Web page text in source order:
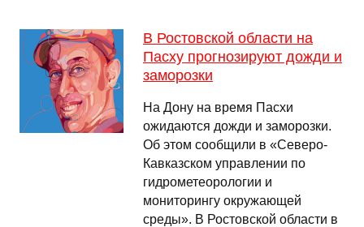
В Ростовской области на
Пасху прогнозируют дожди и
заморозки
На Дону на время Пасхи
ожидаются дожди и заморозки.
Об этом сообщили в «Северо-
Кавказском управлении по
гидрометеорологии и
мониторингу окружающей
среды». В Ростовской области в